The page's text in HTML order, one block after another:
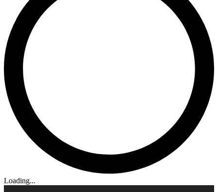
Loading...